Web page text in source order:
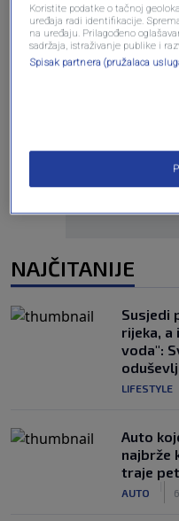
NAJČITANIJE
Susjedi
rijeka, a
voda":
LIFESTYLE
Auto
najbrže
traje
AUTO
Koristite podatke o tačnoj
uređaja radi identifikacije.
na uređaju. Prilagođeno
sadržaja, istraživanje publike i
Spisak partnera (pružalaca